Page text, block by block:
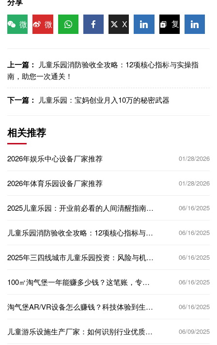
微
微
X
复
接
上一篇：
儿童乐园消防验收全攻略：12项核心指标与实操指
南，助您一次通关！
下一篇： 儿童乐园：宝妈创业月入10万的秘密武器
相关推荐
2026年娱乐中心设备厂家推荐 01/28/2026
2026年体育乐园设备厂家推荐 01/28/2026
2025儿童乐园：开业前必看的人间清醒指南，
06/16/2025
儿童乐园消防验收全攻略：12项核心指标与实
06/16/2025
2025年三四线城市儿童乐园投资：风险与机遇
06/16/2025
100㎡淘气堡一年能赚多少钱？这笔账，专业
06/16/2025
淘气堡AR/VR设备怎么赚钱？科技体验到生态
06/16/2025
儿童游乐设施生产厂家：如何识别行业优质合
06/09/2025